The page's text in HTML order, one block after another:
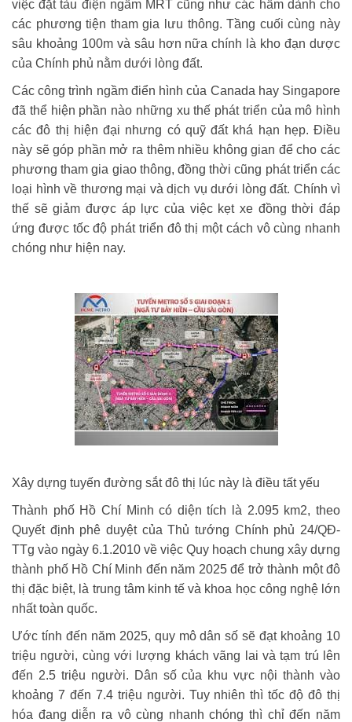
việc đặt tàu điện ngầm MRT cũng như các hầm dành cho
các phương tiện tham gia lưu thông. Tầng cuối cùng này
sâu khoảng 100m và sâu hơn nữa chính là kho đạn dược
của Chính phủ nằm dưới lòng đất.
Các công trình ngầm điển hình của Canada hay Singapore
đã thể hiện phần nào những xu thế phát triển của mô hình
các đô thị hiện đại nhưng có quỹ đất khá hạn hẹp. Điều
này sẽ góp phần mở ra thêm nhiều không gian để cho các
phương tham gia giao thông, đồng thời cũng phát triển các
loại hình về thương mại và dịch vụ dưới lòng đất. Chính vì
thế sẽ giảm được áp lực của việc kẹt xe đồng thời đáp
ứng được tốc độ phát triển đô thị một cách vô cùng nhanh
chóng như hiện nay.
Xây dựng tuyến đường sắt đô thị lúc này là điều tất yếu
Thành phố Hồ Chí Minh có diện tích là 2.095 km2, theo
Quyết định phê duyệt của Thủ tướng Chính phủ 24/QĐ-
TTg vào ngày 6.1.2010 về việc Quy hoạch chung xây dựng
thành phố Hồ Chí Minh đến năm 2025 để trở thành một đô
thị đặc biệt, là trung tâm kinh tế và khoa học công nghệ lớn
nhất toàn quốc.
Ước tính đến năm 2025, quy mô dân số sẽ đạt khoảng 10
triệu người, cùng với lượng khách vãng lai và tạm trú lên
đến 2.5 triệu người. Dân số của khu vực nội thành vào
khoảng 7 đến 7.4 triệu người. Tuy nhiên thì tốc độ đô thị
hóa đang diễn ra vô cùng nhanh chóng thì chỉ đến năm